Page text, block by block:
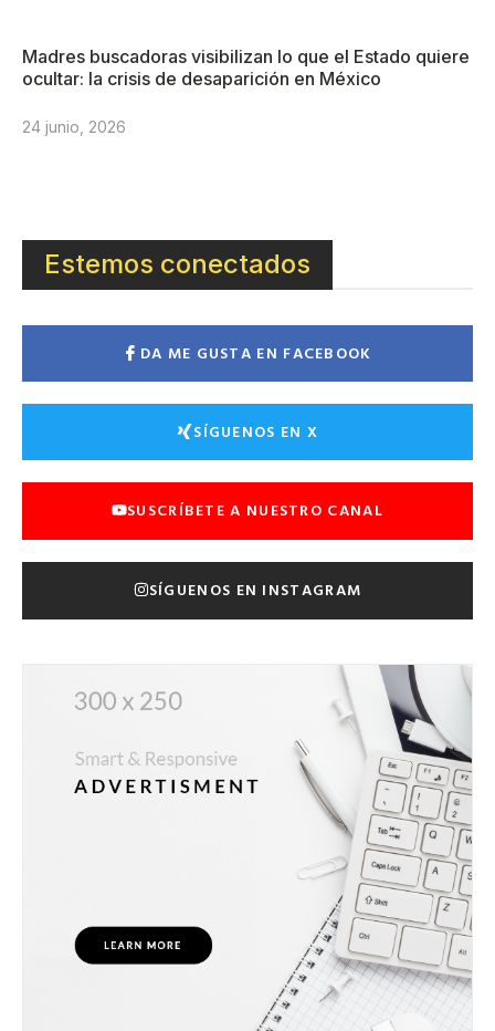
Madres buscadoras visibilizan lo que el Estado quiere
ocultar: la crisis de desaparición en México
24 junio, 2026
Estemos conectados
DA ME GUSTA EN FACEBOOK
SÍGUENOS EN X
SUSCRÍBETE A NUESTRO CANAL
SÍGUENOS EN INSTAGRAM